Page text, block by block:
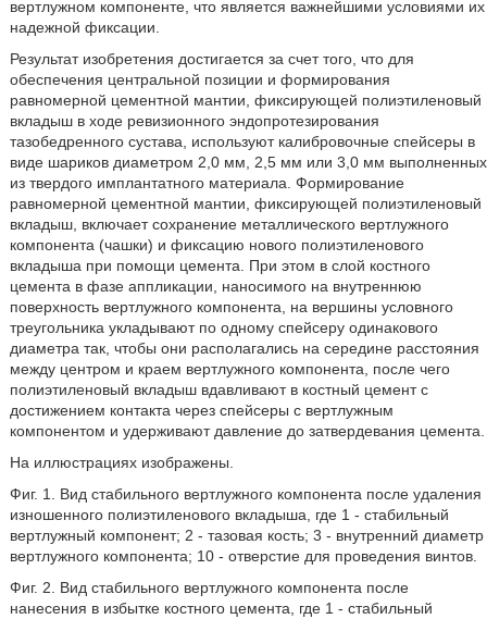
вертлужном компоненте, что является важнейшими условиями их
надежной фиксации.
Результат изобретения достигается за счет того, что для
обеспечения центральной позиции и формирования
равномерной цементной мантии, фиксирующей полиэтиленовый
вкладыш в ходе ревизионного эндопротезирования
тазобедренного сустава, используют калибровочные спейсеры в
виде шариков диаметром 2,0 мм, 2,5 мм или 3,0 мм выполненных
из твердого имплантатного материала. Формирование
равномерной цементной мантии, фиксирующей полиэтиленовый
вкладыш, включает сохранение металлического вертлужного
компонента (чашки) и фиксацию нового полиэтиленового
вкладыша при помощи цемента. При этом в слой костного
цемента в фазе аппликации, наносимого на внутреннюю
поверхность вертлужного компонента, на вершины условного
треугольника укладывают по одному спейсеру одинакового
диаметра так, чтобы они располагались на середине расстояния
между центром и краем вертлужного компонента, после чего
полиэтиленовый вкладыш вдавливают в костный цемент с
достижением контакта через спейсеры с вертлужным
компонентом и удерживают давление до затвердевания цемента.
На иллюстрациях изображены.
Фиг. 1. Вид стабильного вертлужного компонента после удаления
изношенного полиэтиленового вкладыша, где 1 - стабильный
вертлужный компонент; 2 - тазовая кость; 3 - внутренний диаметр
вертлужного компонента; 10 - отверстие для проведения винтов.
Фиг. 2. Вид стабильного вертлужного компонента после
нанесения в избытке костного цемента, где 1 - стабильный